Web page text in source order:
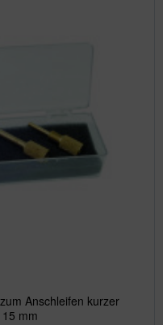
Anschleifen kurzer
mm